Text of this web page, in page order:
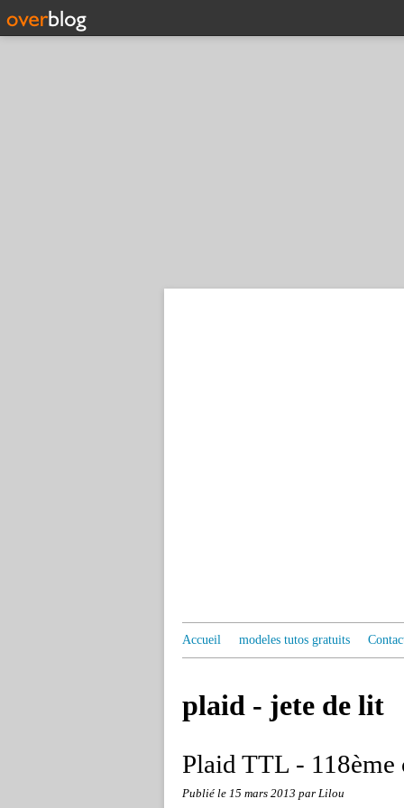
Accueil modeles tutos gratuits
plaid - jete de lit
Plaid TTL - 118ème
Publié le 15 mars 2013 par Lilou